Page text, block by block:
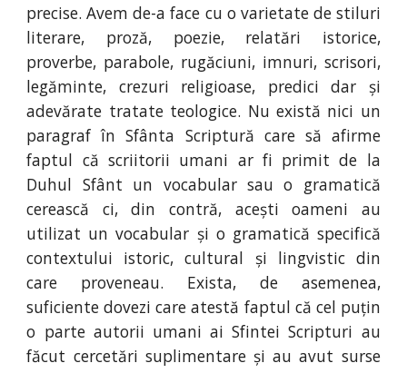
precise. Avem de-a face cu o varietate de stiluri
literare, proză, poezie, relatări istorice,
proverbe, parabole, rugăciuni, imnuri, scrisori,
legăminte, crezuri religioase, predici dar și
adevărate tratate teologice. Nu există nici un
paragraf în Sfânta Scriptură care să afirme
faptul că scriitorii umani ar fi primit de la
Duhul Sfânt un vocabular sau o gramatică
cerească ci, din contră, acești oameni au
utilizat un vocabular și o gramatică specifică
contextului istoric, cultural și lingvistic din
care proveneau. Exista, de asemenea,
suficiente dovezi care atestă faptul că cel puțin
o parte autorii umani ai Sfintei Scripturi au
făcut cercetări suplimentare și au avut surse